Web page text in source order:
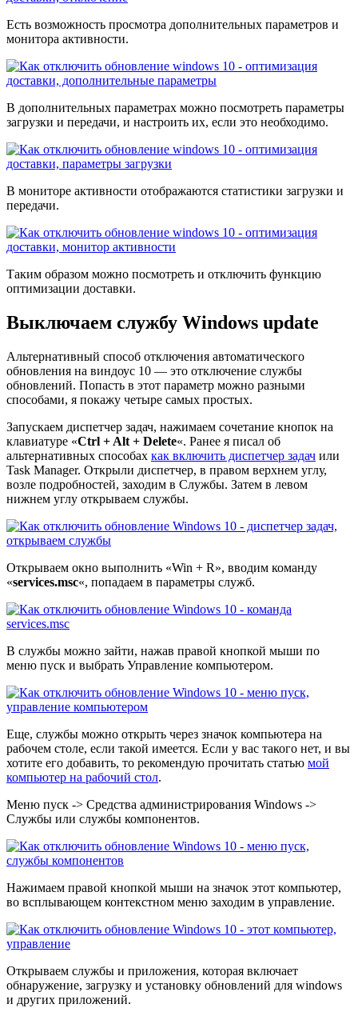
Есть возможность просмотра дополнительных параметров и
монитора активности.
В дополнительных параметрах можно посмотреть параметры
загрузки и передачи, и настроить их, если это необходимо.
В мониторе активности отображаются статистики загрузки и
передачи.
Таким образом можно посмотреть и отключить функцию
оптимизации доставки.
Выключаем службу Windows update
Альтернативный способ отключения автоматического
обновления на виндоус 10 — это отключение службы
обновлений. Попасть в этот параметр можно разными
способами, я покажу четыре самых простых.
Запускаем диспетчер задач, нажимаем сочетание кнопок на
клавиатуре «Ctrl + Alt + Delete«. Ранее я писал об
альтернативных способах как включить диспетчер задач или
Task Manager. Открыли диспетчер, в правом верхнем углу,
возле подробностей, заходим в Службы. Затем в левом
нижнем углу открываем службы.
Открываем окно выполнить «Win + R», вводим команду
«services.msc«, попадаем в параметры служб.
В службы можно зайти, нажав правой кнопкой мыши по
меню пуск и выбрать Управление компьютером.
Еще, службы можно открыть через значок компьютера на
рабочем столе, если такой имеется. Если у вас такого нет, и вы
хотите его добавить, то рекомендую прочитать статью мой
компьютер на рабочий стол.
Меню пуск -> Средства администрирования Windows ->
Службы или службы компонентов.
Нажимаем правой кнопкой мыши на значок этот компьютер,
во всплывающем контекстном меню заходим в управление.
Открываем службы и приложения, которая включает
обнаружение, загрузку и установку обновлений для windows
и других приложений.